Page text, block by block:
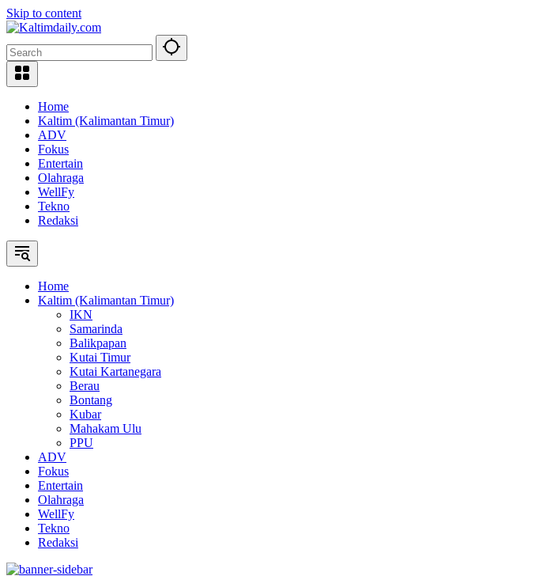
Skip to content
Home
Kaltim (Kalimantan Timur)
ADV
Fokus
Entertain
Olahraga
WellFy
Tekno
Redaksi
Home
Kaltim (Kalimantan Timur)
IKN
Samarinda
Balikpapan
Kutai Timur
Kutai Kartanegara
Berau
Bontang
Kubar
Mahakam Ulu
PPU
ADV
Fokus
Entertain
Olahraga
WellFy
Tekno
Redaksi